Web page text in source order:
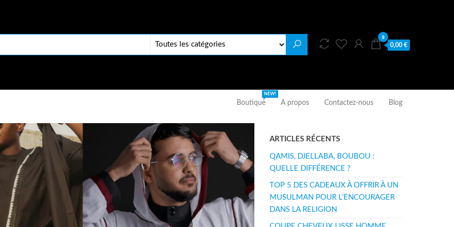
0
0,00 €
Boutique
NEW!
A propos Contactez-nous Blog
ARTICLES RÉCENTS
QAMIS, DJELLABA, BOUBOU :
QUELLE DIFFÉRENCE ?
TOP 5 DES CADEAUX À OFFRIR À UN
MUSULMAN POUR L’ENCOURAGER
DANS LA RELIGION